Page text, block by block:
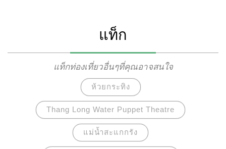
แท็ก
แท็กท่องเที่ยวอื่นๆที่คุณอาจสนใจ
ห้วยกระทิง
Thang Long Water Puppet Theatre
แม่น้ำสะแกกรัง